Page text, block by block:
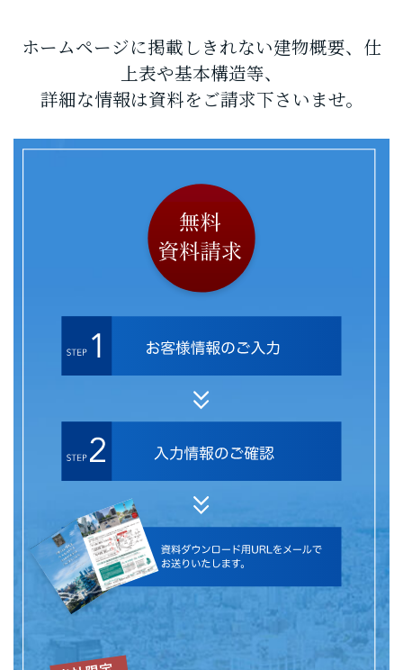
ホームページに掲載しきれない建物概要、仕
上表や基本構造等、
詳細な情報は資料をご請求下さいませ。